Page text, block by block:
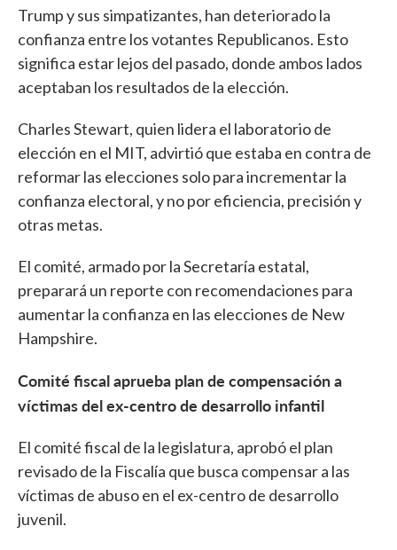
Trump y sus simpatizantes, han deteriorado la
confianza entre los votantes Republicanos. Esto
significa estar lejos del pasado, donde ambos lados
aceptaban los resultados de la elección.
Charles Stewart, quien lidera el laboratorio de
elección en el MIT, advirtió que estaba en contra de
reformar las elecciones solo para incrementar la
confianza electoral, y no por eficiencia, precisión y
otras metas.
El comité, armado por la Secretaría estatal,
preparará un reporte con recomendaciones para
aumentar la confianza en las elecciones de New
Hampshire.
Comité fiscal aprueba plan de compensación a
víctimas del ex-centro de desarrollo infantil
El comité fiscal de la legislatura, aprobó el plan
revisado de la Fiscalía que busca compensar a las
víctimas de abuso en el ex-centro de desarrollo
juvenil.